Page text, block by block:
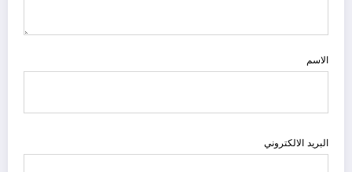
الاسم
البريد الالكتروني